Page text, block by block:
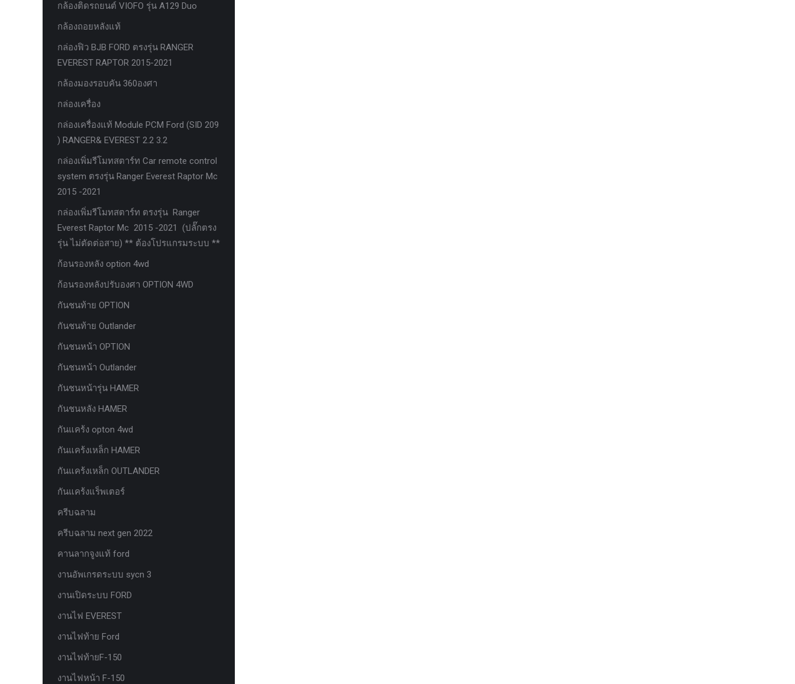
กล้องติดรถยนต์ VIOFO รุ่น A129 Duo
กล้องถอยหลังแท้
กล่องฟิว BJB FORD ตรงรุ่น RANGER
EVEREST RAPTOR 2015-2021
กล้องมองรอบคัน 360องศา
กล่องเครื่อง
กล่องเครื่องแท้ Module PCM Ford (SID 209
) RANGER& EVEREST 2.2 3.2
กล่องเพิ่มรีโมทสตาร์ท Car remote control
system ตรงรุ่น Ranger Everest Raptor Mc
2015 -2021
กล่องเพิ่มรีโมทสตาร์ท ตรงรุ่น Ranger
Everest Raptor Mc 2015 -2021 (ปลั๊กตรง
รุ่น ไม่ตัดต่อสาย) ** ต้องโปรแกรมระบบ **
ก้อนรองหลัง option 4wd
ก้อนรองหลังปรับองศา OPTION 4WD
กันชนท้าย OPTION
กันชนท้าย Outlander
กันชนหน้า OPTION
กันชนหน้า Outlander
กันชนหน้ารุ่น HAMER
กันชนหลัง HAMER
กันแคร้ง opton 4wd
กันแคร้งเหล็ก HAMER
กันแคร้งเหล็ก OUTLANDER
กันแคร้งแร็พเตอร์
ครีบฉลาม
ครีบฉลาม next gen 2022
คานลากจูงแท้ ford
งานอัพเกรดระบบ sycn 3
งานเปิดระบบ FORD
งานไฟ EVEREST
งานไฟท้าย Ford
งานไฟท้ายF-150
งานไฟหน้า F-150
งานไฟท้ายF-150
งานไฟหน้า F-150
งานไฟหน้า Ford
ชุด Wide body Ford
ชุดปรับระยะเซ็นเซอร์เพลาหลัง
ชุดป้องกันเซ็นเซอร์วัดองศาเพลาท้าย
ชุดแต่ง Ford
บันไดข้าง HAMER
บันไดข้าง Outlander
ประดับยนต์ Ford
ปีกนกปรับองศา Option 4WD
ฝาครอบกระโปรง
มอเตอร์ แร็กไฟฟ้า PSCM.แท้ Fomoco
Ford Ford Ranger Everest Raptor 2015-
RANGER EVEREST Raptor 2011-2021
หน้าจอ Sync 3 รุ่นล่าสุด ตรงรุ่น Ford
Ranger Everest สำหรับ Upgrade Sync
หน้าจอเรือนไมล์แท้ FORD EVEREST
RANGER 2.0 PART G
หน้าจอเรือนไมล์แท้ FORD EVEREST